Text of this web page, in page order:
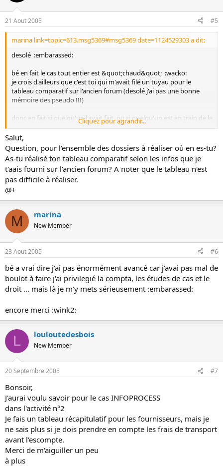
21 Aout 2005 #5
marina link=topic=613.msg5369#msg5369 date=1124529303 a dit:
desolé :embarassed:
bé en fait le cas tout entier est &quot;chaud&quot; :wacko:
je crois d'ailleurs que c'est toi qui m'avait filé un tuyau pour le
tableau comparatif sur l'ancien forum (desolé j'ai pas une bonne
mémoire des pseudo !!!)
donc en fait si quelqu'un l'avait fait, ou si quelqu'un est en train de le
faire, on pourrait en discuter :kiss:
Cliquez pour agrandir...
Salut,
Question, pour l'ensemble des dossiers à réaliser où en es-tu?
As-tu réalisé ton tableau comparatif selon les infos que je
t'aais fourni sur l'ancien forum? A noter que le tableau n'est
pas difficile à réaliser.
@+
M marina
New Member
23 Aout 2005 #6
bé a vrai dire j'ai pas énormément avancé car j'avai pas mal de
boulot à faire j'ai privilegié la compta, les études de cas et le
droit ... mais là je m'y mets sérieusement :embarassed:
encore merci :wink2:
L louloutedesbois
New Member
20 Septembre 2005 #7
Bonsoir,
J'aurai voulu savoir pour le cas INFOPROCESS
dans l'activité n°2
Je fais un tableau récapitulatif pour les fournisseurs, mais je
ne sais plus si je dois prendre en compte les frais de transport
avant l'escompte.
Merci de m'aiguiller un peu
à plus